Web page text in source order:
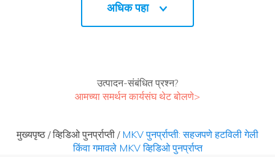
अधिक पहा
उत्पादन-संबंधित प्रश्न?
आमच्या समर्थन कार्यसंघ थेट बोलणे>
मुख्यपृष्ठ /व्हिडिओ पुनर्प्राप्ती / MKV पुनर्प्राप्ती: सहजपणे हटविली गेली
किंवा गमावले MKV व्हिडिओ पुनर्प्राप्त